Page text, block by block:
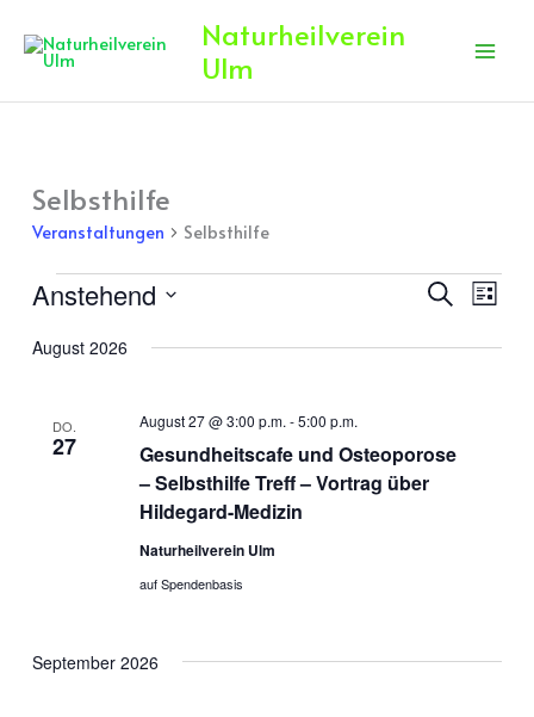
Inhalt
springen
Naturheilverein
Ulm
Selbsthilfe
Veranstaltungen Selbsthilfe
Veranstaltungen
und
Suche Liste
Anstehend
wählen.
August 2026
DO.
27
Gesundheitscafe und Osteoporose
– Selbsthilfe Treff – Vortrag über
Hildegard-Medizin
August 27 @ 3:00 p.m. -5:00 p.m.
Naturheilverein Ulm
auf Spendenbasis
September 2026